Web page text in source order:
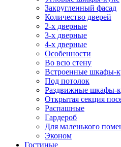
Закругленный фасад
Количество дверей
2-х дверные
3-х дверные
4-х дверные
Особенности
Во всю стену
Встроенные шкафы-
Под потолок
Раздвижные шкафы-
Открытая секция
Распашные
Гардероб
Для маленького
Эконом
Гостиные